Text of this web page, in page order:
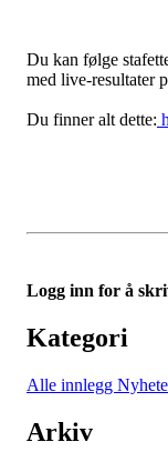
Du kan følge
med live-resultater
Du finner alt dette:
Logg inn for å
Kategori
Alle innlegg
Arkiv